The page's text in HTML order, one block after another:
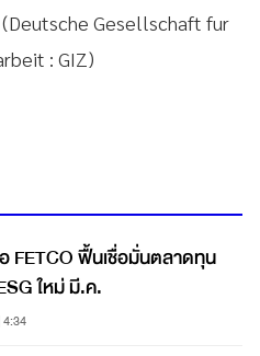
Gesellschaft fur
: GIZ)
FETCO ฟื้นเชื่อมั่นตลาดทุน
ใหม่ มี.ค.